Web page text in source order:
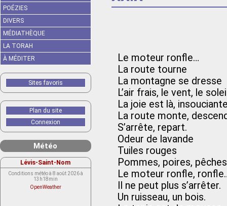
Le moteur ronfle…
La route tourne
La montagne se dresse
L’air frais, le vent, le
La joie est là,
La route monte,
S’arrête, repart.
Odeur de lavande
Tuiles rouges
Pommes, poires, pêches
Le moteur ronfle,
Il ne peut plus s’arrêter.
Un ruisseau, un bois.
POÉZIES
DIVERS
MÉDIATHÈQUE
LA TORAH
À MÉDITER
Sites favoris
Plan du site
Connexion
Météo
Lévis-Saint-Nom
Conditions météo à 8 août 2026 à
13h18min
OpenWeather